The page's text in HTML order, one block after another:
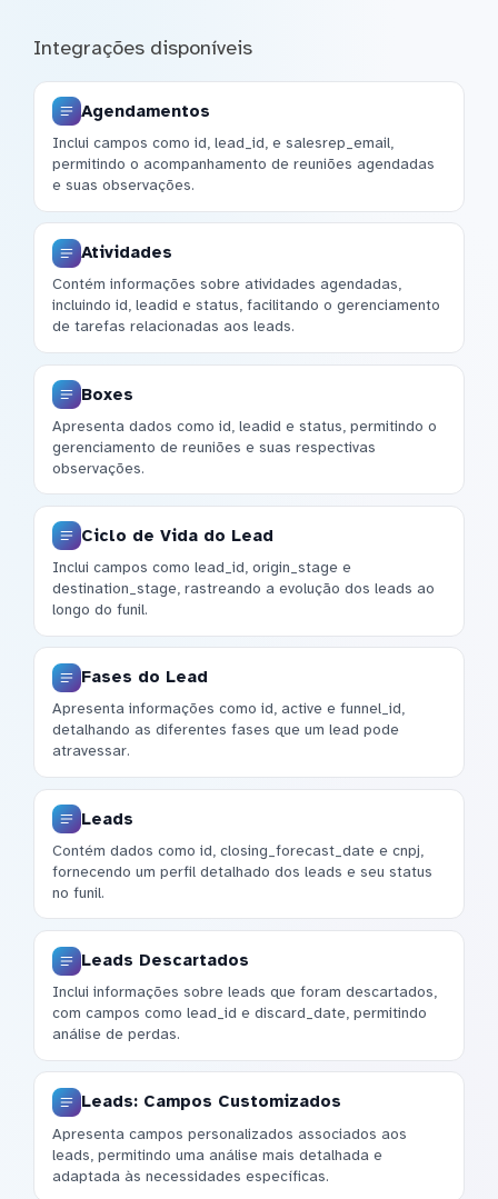
Integrações disponíveis
Agendamentos
Inclui campos como id, lead_id, e salesrep_email,
permitindo o acompanhamento de reuniões agendadas
e suas observações.
Atividades
Contém informações sobre atividades agendadas,
incluindo id, leadid e status, facilitando o gerenciamento
de tarefas relacionadas aos leads.
Boxes
Apresenta dados como id, leadid e status, permitindo o
gerenciamento de reuniões e suas respectivas
observações.
Ciclo de Vida do Lead
Inclui campos como lead_id, origin_stage e
destination_stage, rastreando a evolução dos leads ao
longo do funil.
Fases do Lead
Apresenta informações como id, active e funnel_id,
detalhando as diferentes fases que um lead pode
atravessar.
Leads
Contém dados como id, closing_forecast_date e cnpj,
fornecendo um perfil detalhado dos leads e seu status
no funil.
Leads Descartados
Inclui informações sobre leads que foram descartados,
com campos como lead_id e discard_date, permitindo
análise de perdas.
Leads: Campos Customizados
Apresenta campos personalizados associados aos
leads, permitindo uma análise mais detalhada e
adaptada às necessidades específicas.